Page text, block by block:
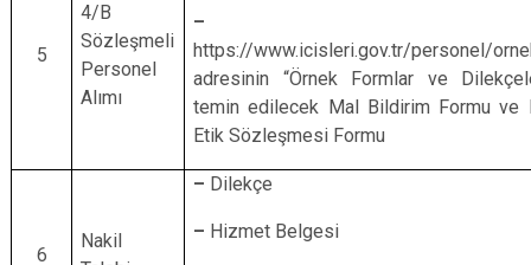
5
4/B
Sözleşmeli
Personel
Alımı
–
https://www.icisleri.gov.tr/personel/
adresinin “Örnek Formlar ve
temin edilecek Mal Bildirim Formu ve
Etik Sözleşmesi Formu
6
Nakil
– Dilekçe
– Hizmet Belgesi